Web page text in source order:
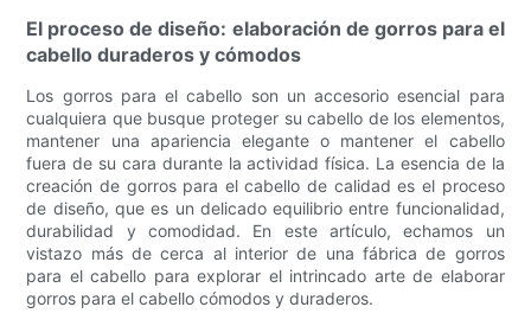
El proceso de diseño: elaboración de gorros para el
cabello duraderos y cómodos
Los gorros para el cabello son un accesorio esencial para
cualquiera que busque proteger su cabello de los elementos,
mantener una apariencia elegante o mantener el cabello
fuera de su cara durante la actividad física. La esencia de la
creación de gorros para el cabello de calidad es el proceso
de diseño, que es un delicado equilibrio entre funcionalidad,
durabilidad y comodidad. En este artículo, echamos un
vistazo más de cerca al interior de una fábrica de gorros
para el cabello para explorar el intrincado arte de elaborar
gorros para el cabello cómodos y duraderos.